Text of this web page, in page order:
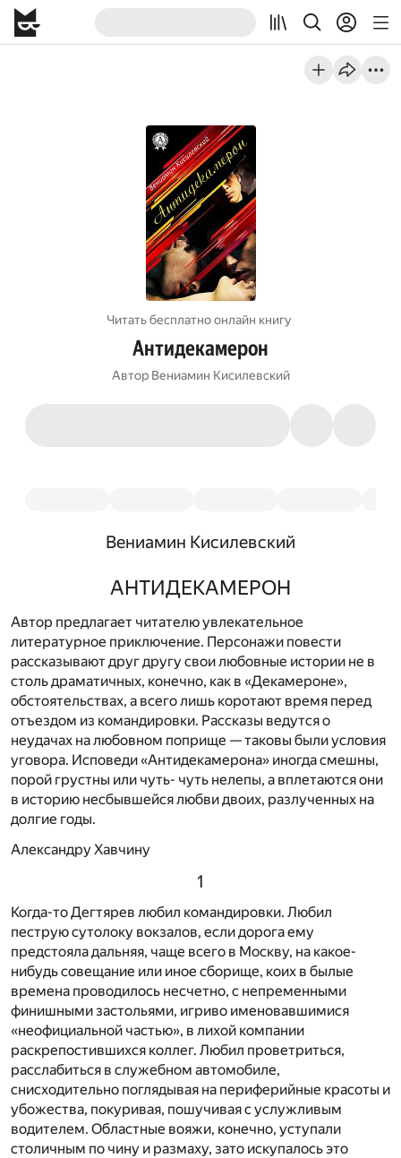
Читать бесплатно онлайн книгу
Антидекамерон
Автор Вениамин Кисилевский
Вениамин Кисилевский
АНТИДЕКАМЕРОН
Автор предлагает читателю увлекательное
литературное приключение. Персонажи повести
рассказывают друг другу свои любовные истории не в
столь драматичных, конечно, как в «Декамероне»,
обстоятельствах, а всего лишь коротают время перед
отъездом из командировки. Рассказы ведутся о
неудачах на любовном поприще — таковы были условия
уговора. Исповеди «Антидекамерона» иногда смешны,
порой грустны или чуть- чуть нелепы, а вплетаются они
в историю несбывшейся любви двоих, разлученных на
долгие годы.
Александру Хавчину
1
Когда-то Дегтярев любил командировки. Любил
пеструю сутолоку вокзалов, если дорога ему
предстояла дальняя, чаще всего в Москву, на какое-
нибудь совещание или иное сборище, коих в былые
времена проводилось несчетно, с непременными
финишными застольями, игриво именовавшимися
«неофициальной частью», в лихой компании
раскрепостившихся коллег. Любил проветриться,
расслабиться в служебном автомобиле,
снисходительно поглядывая на периферийные красоты и
убожества, покуривая, пошучивая с услужливым
водителем. Областные вояжи, конечно, уступали
столичным по чину и размаху, зато искупалось это